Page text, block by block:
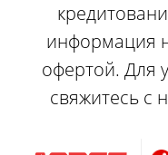
информация
офертой. Для
свяжитесь с